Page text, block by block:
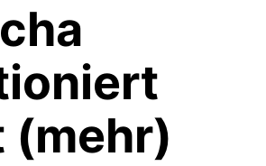
(mehr)